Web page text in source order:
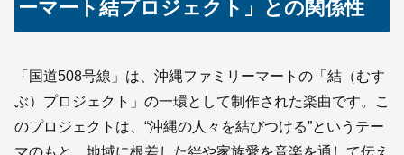
ーマート結プロジェクト」との関係性
「国道508号線」は、沖縄ファミリーマートの「結（むす
ぶ）プロジェクト」の一環として制作された楽曲です。こ
のプロジェクトは、“沖縄の人々を結びつける”というテー